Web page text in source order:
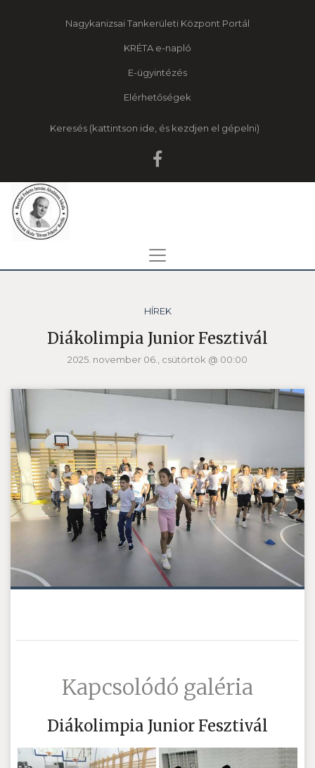
Nagykanizsai Tankerületi Központ Portál
KRÉTA e-napló
E-ügyintézés
Elérhetőségek
Keresés
HÍREK
Diákolimpia Junior Fesztivál
2025. november 06., csütörtök @ 00:00
Kapcsolódó galéria
Diákolimpia Junior Fesztivál